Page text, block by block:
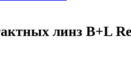
линз B+L